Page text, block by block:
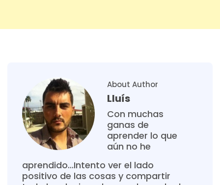
About Author
Lluís
Con muchas
ganas de
aprender lo que
aún no he
aprendido...Intento ver el lado
positivo de las cosas y compartir